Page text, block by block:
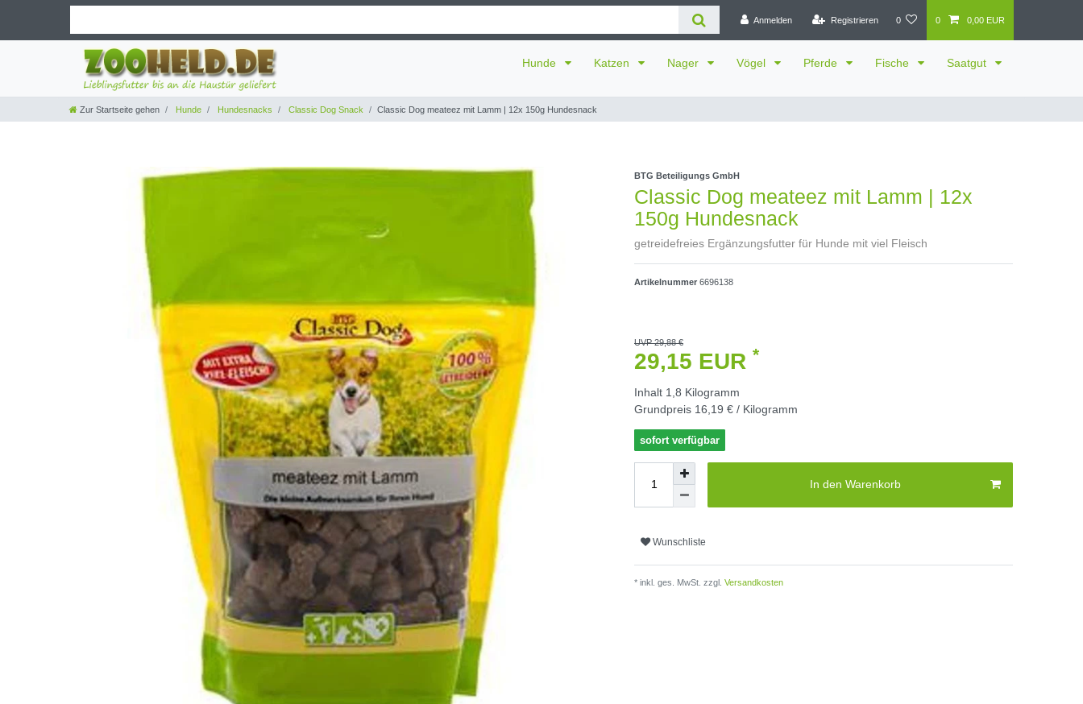
Anmelden Registrieren 0 0 0,00 EUR
Hunde Katzen Nager Vögel Pferde Fische Saatgut
Zur Startseite gehen Hunde Hundesnacks Classic Dog Snack Classic Dog meateez mit Lamm | 12x 150g Hundesnack
BTG Beteiligungs GmbH
Classic Dog meateez mit Lamm | 12x
150g Hundesnack
getreidefreies Ergänzungsfutter für Hunde mit viel Fleisch
Artikelnummer 6696138
UVP 29,88 €
29,15 EUR *
Inhalt 1,8 Kilogramm
Grundpreis 16,19 € / Kilogramm
sofort verfügbar
In den Warenkorb
Wunschliste
* inkl. ges. MwSt. zzgl. Versandkosten